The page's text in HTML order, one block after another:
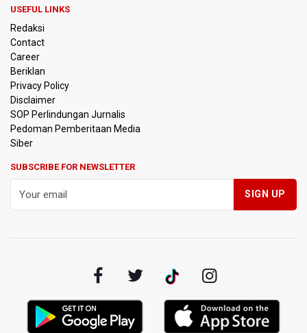
PSSI Evaluasi TImnas Indonesia Setelah Gagal Tembus
Ditahan Imbang Singapura 1-1
Pemerintah Matangkan Rencana Pembaruan Buku Ajar
Nasional
Pendakian Gunung Gede Pangrango Ditutup karena
Indonesia
Tunggu 8 Jam karena HCU RSCM Terbatas
USEFUL LINKS
Redaksi
Contact
Career
Beriklan
Privacy Policy
Disclaimer
SOP Perlindungan Jurnalis
Pedoman Pemberitaan Media
Siber
SUBSCRIBE FOR NEWSLETTER